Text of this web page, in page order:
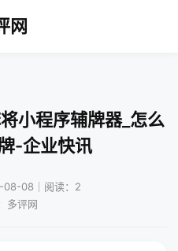
网
小程序辅牌器_怎么
-企业快讯
08-08｜阅读：2
多评网